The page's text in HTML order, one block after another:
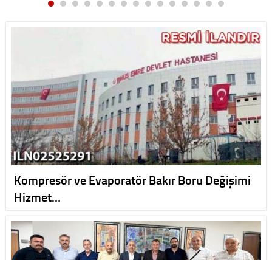
Kompresör ve Evaporatör Bakır Boru Değişimi
Hizmet…